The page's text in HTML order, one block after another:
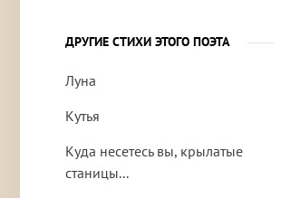
ДРУГИЕ СТИХИ ЭТОГО ПОЭТА
Луна
Кутья
Куда несетесь вы, крылатые
станицы...